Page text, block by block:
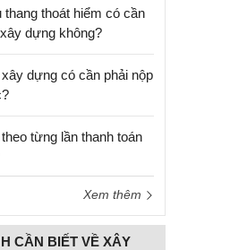
thang thoát hiểm có cần
dựng không?
dựng có cần phải nộp
từng lần thanh toán
Xem thêm
CẦN BIẾT VỀ XÂY